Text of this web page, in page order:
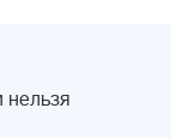
нельзя